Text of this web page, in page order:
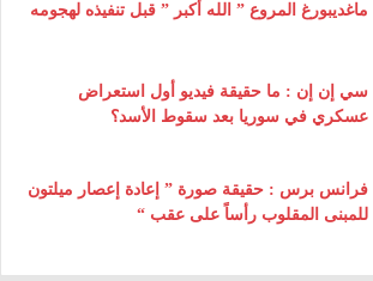
ماغديبورغ المروع ” الله أكبر ” قبل تنفيذه لهجومه
سي إن إن : ما حقيقة فيديو أول استعراض
عسكري في سوريا بعد سقوط الأسد؟
فرانس برس : حقيقة صورة ” إعادة إعصار ميلتون
للمبنى المقلوب رأساً على عقب “